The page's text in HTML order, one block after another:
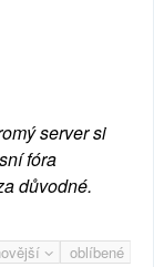
server si
fóra
důvodné.
oblíbené